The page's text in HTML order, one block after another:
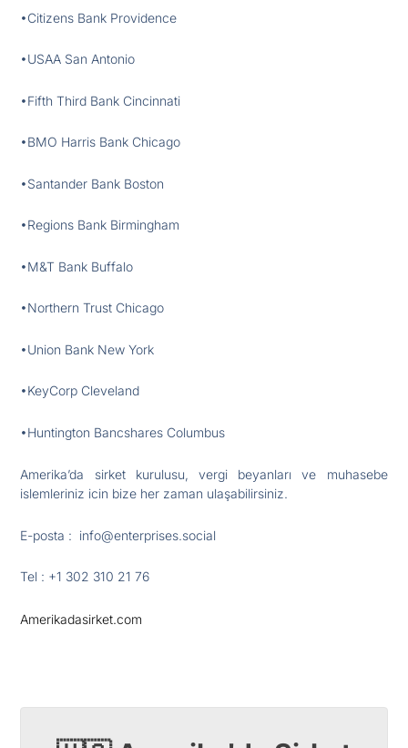
•Citizens Bank Providence
•USAA San Antonio
•Fifth Third Bank Cincinnati
•BMO Harris Bank Chicago
•Santander Bank Boston
•Regions Bank Birmingham
•M&T Bank Buffalo
•Northern Trust Chicago
•Union Bank New York
•KeyCorp Cleveland
•Huntington Bancshares Columbus
Amerika’da sirket kurulusu, vergi beyanları ve muhasebe
islemleriniz icin bize her zaman ulaşabilirsiniz.
E-posta : info@enterprises.social
Tel : +1 302 310 21 76
Amerikadasirket.com